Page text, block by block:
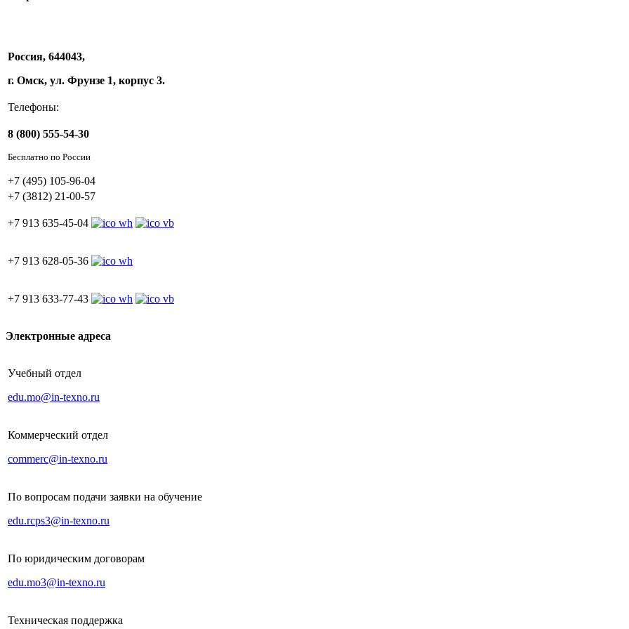
Россия, 644043,
г. Омск, ул. Фрунзе 1, корпус 3.
Телефоны:
8 (800) 555-54-30
Бесплатно по России
+7 (495) 105-96-04
+7 (3812) 21-00-57
+7 913 635-45-04
+7 913 628-05-36
+7 913 633-77-43
Электронные адреса
Учебный отдел
edu.mo@in-texno.ru
Коммерческий отдел
commerc@in-texno.ru
По вопросам подачи заявки на обучение
edu.rcps3@in-texno.ru
По юридическим договорам
edu.mo3@in-texno.ru
Техническая поддержка